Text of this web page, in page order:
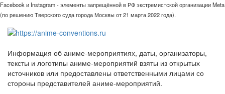
Facebook и Instagram - элементы запрещённой в РФ экстремистской организации Meta
(по решению Тверского суда города Москвы от 21 марта 2022 года).
Информация об аниме-мероприятиях, даты, организаторы,
тексты и логотипы аниме-мероприятий взяты из открытых
источников или предоставлены ответственными лицами со
стороны представителей аниме-мероприятий.